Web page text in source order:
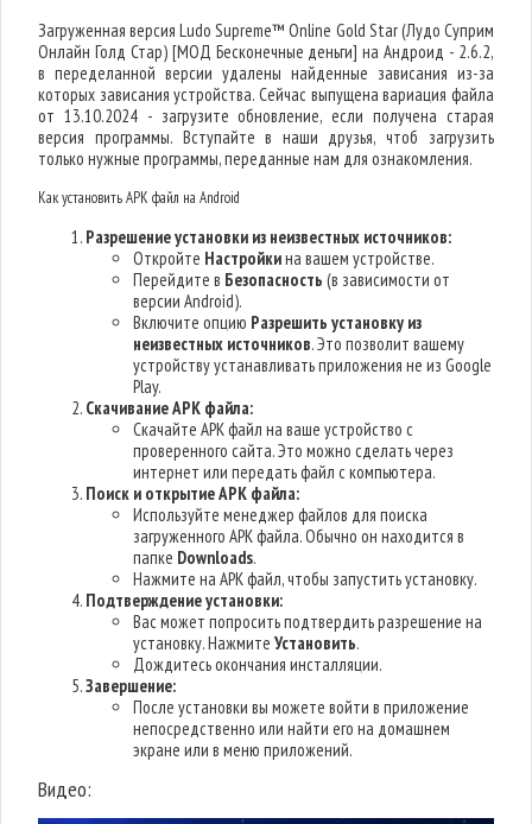
Загруженная версия Ludo Supreme™ Online Gold Star (Лудо Суприм
Онлайн Голд Стар) [МОД Бесконечные деньги] на Андроид - 2.6.2,
в переделанной версии удалены найденные зависания из-за
которых зависания устройства. Сейчас выпущена вариация файла
от 13.10.2024 - загрузите обновление, если получена старая
версия программы. Вступайте в наши друзья, чтоб загрузить
только нужные программы, переданные нам для ознакомления.
Как установить APK файл на Android
Разрешение установки из неизвестных источников:
Откройте Настройкина вашем устройстве.
Перейдите в Безопасность (в зависимости от
версии Android).
Включите опцию Разрешить установку из
неизвестных источников. Это позволит вашему
устройству устанавливать приложения не из Google
Play.
Скачивание APK файла:
Скачайте APK файл на ваше устройство с
проверенного сайта. Это можно сделать через
интернет или передать файл с компьютера.
Поиск и открытие APK файла:
Используйте менеджер файлов для поиска
загруженного APK файла. Обычно он находится в
папке Downloads.
Нажмите на APK файл, чтобы запустить установку.
Подтверждение установки:
Вас может попросить подтвердить разрешение на
установку. НажмитеУстановить.
Дождитесь окончания инсталляции.
Завершение:
После установки вы можете войти в приложение
непосредственно или найти его на домашнем
экране или в меню приложений.
Видео: